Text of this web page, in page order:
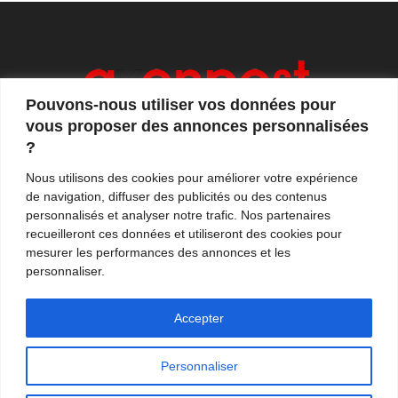
Pouvons-nous utiliser vos données pour
vous proposer des annonces personnalisées
?
Nous utilisons des cookies pour améliorer votre expérience
de navigation, diffuser des publicités ou des contenus
personnalisés et analyser notre trafic. Nos partenaires
recueilleront ces données et utiliseront des cookies pour
mesurer les performances des annonces et les
personnaliser.
Personnaliser
Accepter
et de tendances. Notre équipe de journalistes vous
propose quotidiennement de suivre l'actualité en
France et à l'international.
Contactez-nous:contact@axonpost.com